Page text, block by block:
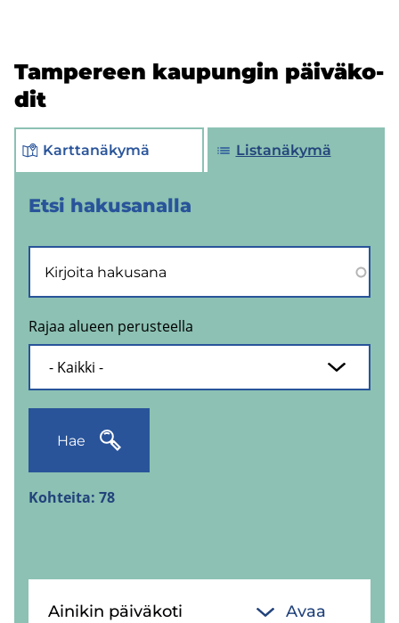
Tam­pe­reen kau­pun­gin päi­vä­ko­
dit
Karttanäkymä Listanäkymä
Etsi ha­kusa­nal­la
Rajaa alueen perusteella
Hae
Kohteita: 78
Ai­ni­kin päi­vä­ko­ti Avaa